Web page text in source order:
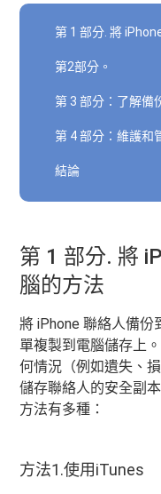
第 1 部分. 將
第2部分。
第 3 部分：了解備
第 4 部分：維護和
結論
第 1 部分. 將
腦的方法
將 iPhone 聯絡人備份
單複製到電腦儲存上
何情況（例如遺失、
儲存聯絡人的安全副
方法有多種：
方法1.使用iTunes